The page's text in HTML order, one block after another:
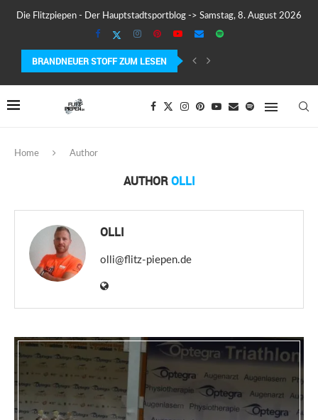
Die Flitzpiepen - Der Hauptstadtsportblog -> Samstag, 8. August 2026
BRANDNEUER STOFF ZUM LESEN
SUUNTO WING 2 IM TEST – FLÜGEL, FAKTEN...
Home Author
AUTHOROLLI
OLLI
olli@flitz-piepen.de